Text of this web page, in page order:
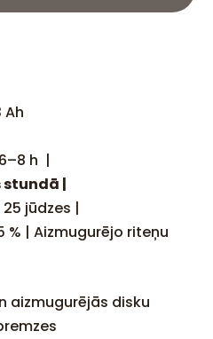
Ah
6–8 h |
stundā |
25 jūdzes |
% | Aizmugurējo riteņu
aizmugurējās disku